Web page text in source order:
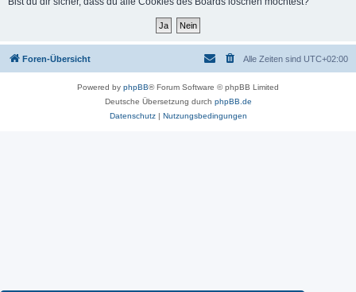
Foren-Übersicht Alle Zeiten sind UTC+02:00
Powered by phpBB® Forum Software © phpBB Limited
Deutsche Übersetzung durch phpBB.de
Datenschutz| Nutzungsbedingungen